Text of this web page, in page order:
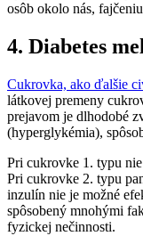
osôb okolo nás,
4. Diabetes
Cukrovka, ako ďalšie
látkovej premeny
prejavom je dlhodobé
(hyperglykémia),
Pri cukrovke 1. typu
Pri cukrovke 2. typu
inzulín nie je možné
spôsobený mnohými
fyzickej nečinnosti.